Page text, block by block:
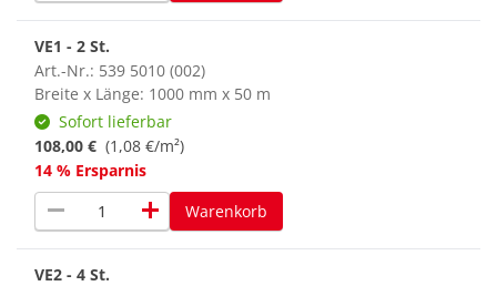
VE1 - 2 St.
Art.-Nr.: 539 5010 (002)
Breite x Länge: 1000 mm x 50 m
Sofort lieferbar
108,00 € (1,08 €/m²)
14 % Ersparnis
remove add Warenkorb
VE2 - 4 St.